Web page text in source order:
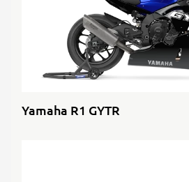
Yamaha R1 GYTR